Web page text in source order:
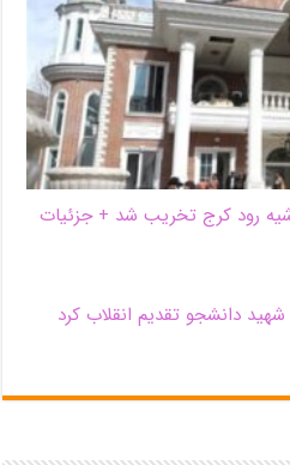
رود کرج تخریب شد + جزئیات